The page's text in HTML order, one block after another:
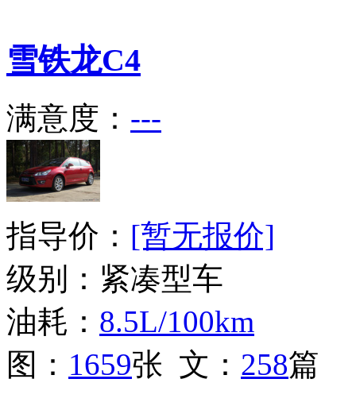
雪铁龙C4
满意度： ---
指导价： [暂无报价]
级别：紧凑型车
油耗： 8.5L/100km
图： 1659张 文： 258篇